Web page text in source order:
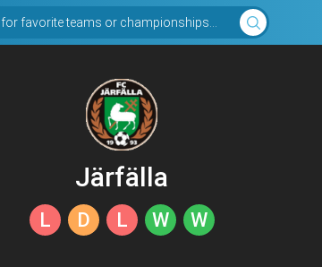
favorite teams or championships...
Järfälla
L D L W W